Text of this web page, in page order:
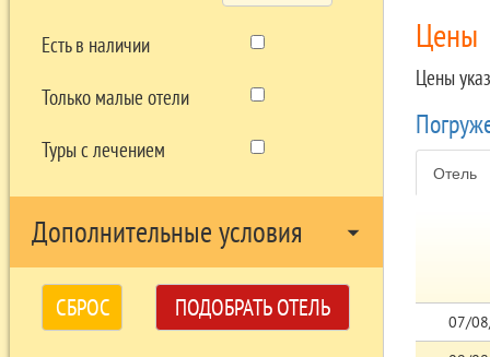
Есть в наличии
Только малые отели
Туры с лечением
Дополнительные условия arrow_drop_down
СБРОС ПОДОБРАТЬ ОТЕЛЬ
Цены
Цены
Отель
07/